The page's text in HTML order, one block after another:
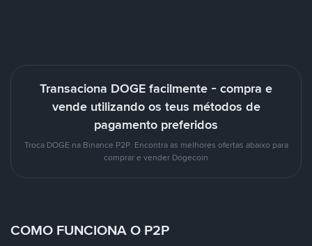
Transaciona DOGE facilmente - compra e
vende utilizando os teus métodos de
pagamento preferidos
Troca DOGE na Binance P2P. Encontra as melhores ofertas abaixo para
comprar e vender Dogecoin
COMO FUNCIONA O P2P